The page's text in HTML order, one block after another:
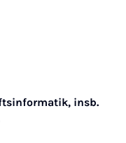
insb.